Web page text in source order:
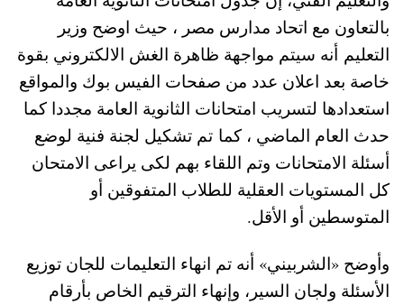
بالتعاون مع اتحاد مدارس مصر ، حيث اوضح وزير
التعليم أنه سيتم مواجهة ظاهرة الغش الالكتروني بقوة
خاصة بعد اعلان عدد من صفحات الفيس بوك والمواقع
استعدادها لتسريب امتحانات الثانوية العامة مجددا كما
حدث العام الماضي ، كما تم تشكيل لجنة فنية لوضع
أسئلة الامتحانات وتم اللقاء بهم لكى يراعى الامتحان
كل المستويات العقلية للطلاب المتفوقين أو
المتوسطين أو الأقل.
وأوضح «الشربيني» أنه تم انهاء التعليمات للجان توزيع
الأسئلة ولجان السير، وإنهاء الترقيم الخاص بأرقام